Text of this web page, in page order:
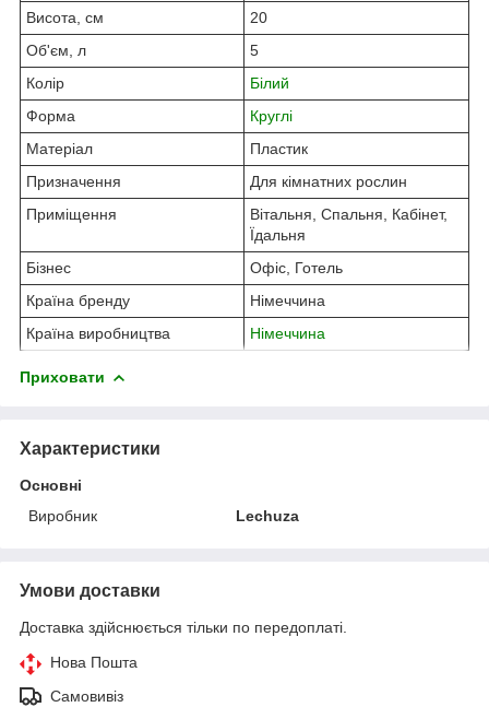
Висота, см
20
Об'єм, л
5
Колір
Білий
Форма
Круглі
Матеріал
Пластик
Призначення
Для кімнатних рослин
Приміщення
Вітальня, Спальня, Кабінет,
Їдальня
Бізнес
Офіс, Готель
Країна бренду
Німеччина
Країна виробництва
Німеччина
Приховати
Характеристики
Основні
Виробник
Lechuza
Умови доставки
Доставка здійснюється тільки по передоплаті.
Нова Пошта
Самовивіз